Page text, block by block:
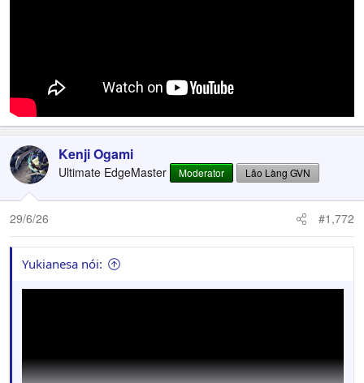
Kenji Ogami
Ultimate EdgeMaster Moderator Lão Làng GVN
29/6/26 #1,772
Yukianesa nói: